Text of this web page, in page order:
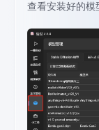
查看安装好的模